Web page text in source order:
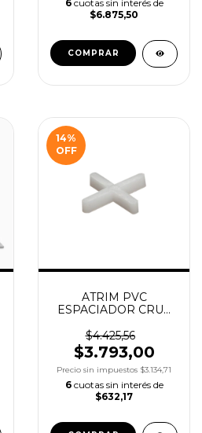
6 cuotas sin interés de
$6.875,50
14%
OFF
ATRIM PVC
ESPACIADOR CRUZ
COD.5260
$4.425,56
$3.793,00
Precio sin impuestos $3.134,71
6 cuotas sin interés de
$632,17